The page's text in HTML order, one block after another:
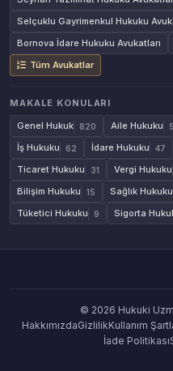
Selçuklu Gayrimenkul Hukuku
Bornova İdare Hukuku Avukatları
Tüm Avukatlar
MAKALE KONULARI
Genel Hukuk
820 Aile Hukuku
İş Hukuku 62 İdare Hukuku 47
Ticaret Hukuku 31 Vergi Hukuku
Bilişim Hukuku 15 Sağlık Hukuku
Tüketici Hukuku 9 Sigorta
© 2026 Hukuki
HakkımızdaGizlilikKullanım
İade Politikası